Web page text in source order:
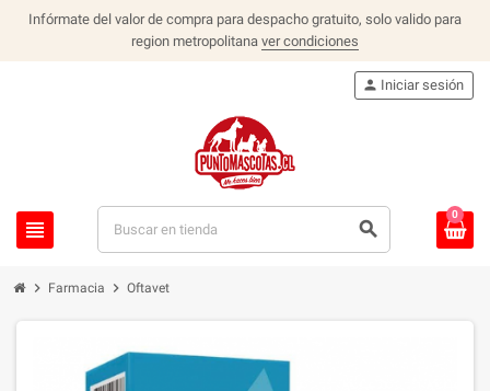
Infórmate del valor de compra para despacho gratuito, solo valido para
region metropolitana ver condiciones
view_headline search
person Iniciar sesión
0
chevron_right Farmacia chevron_right Oftavet